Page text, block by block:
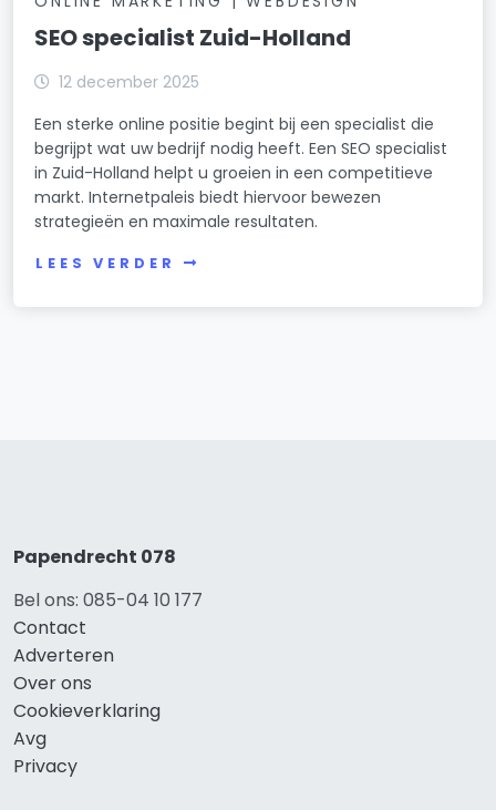
SEO specialist Zuid-Holland
12 december 2025
Een sterke online positie begint bij een specialist die
begrijpt wat uw bedrijf nodig heeft. Een SEO specialist
in Zuid-Holland helpt u groeien in een competitieve
markt. Internetpaleis biedt hiervoor bewezen
strategieën en maximale resultaten.
LEES VERDER
Papendrecht 078
Bel ons: 085-04 10 177
Contact
Adverteren
Over ons
Cookieverklaring
Avg
Privacy